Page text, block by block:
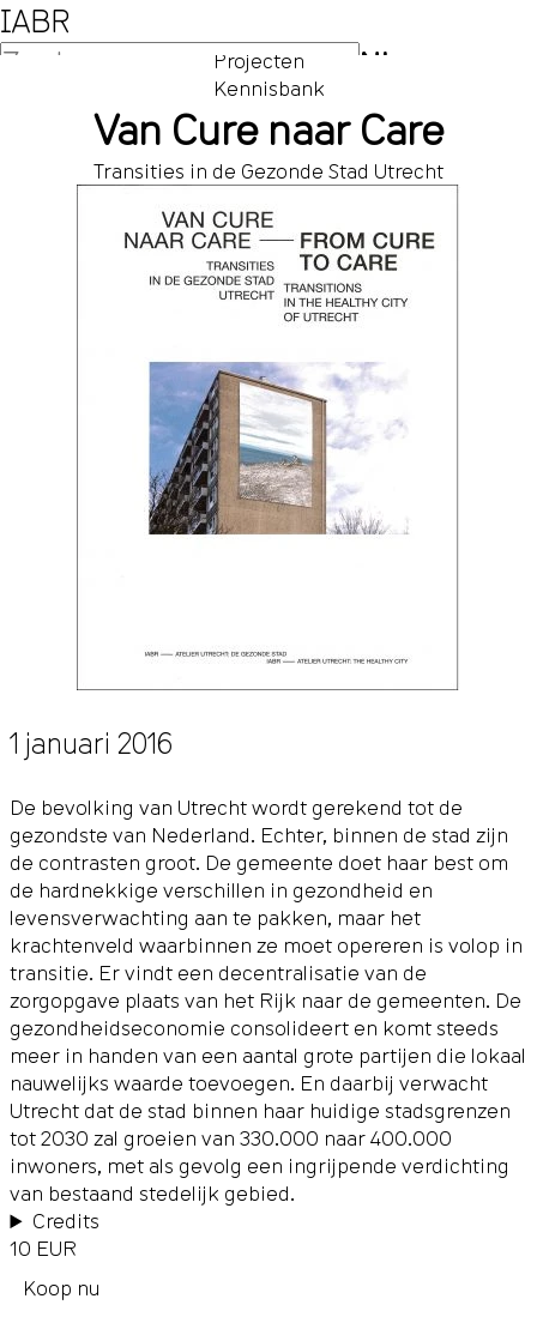
IABR
NL
EN
Projecten
Kennisbank
Van Cure naar Care
Transities in de Gezonde Stad Utrecht
1 januari 2016
De bevolking van Utrecht wordt gerekend tot de
gezondste van Nederland. Echter, binnen de stad zijn
de contrasten groot. De gemeente doet haar best om
de hardnekkige verschillen in gezondheid en
levensverwachting aan te pakken, maar het
krachtenveld waarbinnen ze moet opereren is volop in
transitie. Er vindt een decentralisatie van de
zorgopgave plaats van het Rijk naar de gemeenten. De
gezondheidseconomie consolideert en komt steeds
meer in handen van een aantal grote partijen die lokaal
nauwelijks waarde toevoegen. En daarbij verwacht
Utrecht dat de stad binnen haar huidige stadsgrenzen
tot 2030 zal groeien van 330.000 naar 400.000
inwoners, met als gevolg een ingrijpende verdichting
van bestaand stedelijk gebied.
Credits
10 EUR
Koop nu